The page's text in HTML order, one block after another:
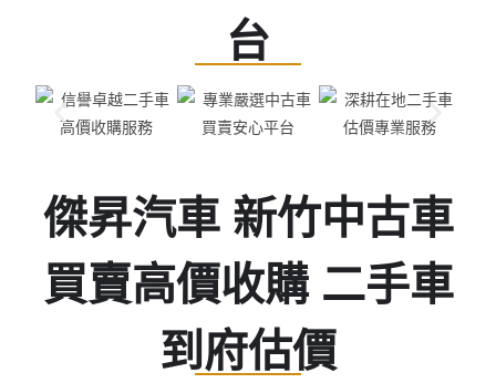
台
傑昇汽車 新竹中古車
買賣高價收購 二手車
到府估價